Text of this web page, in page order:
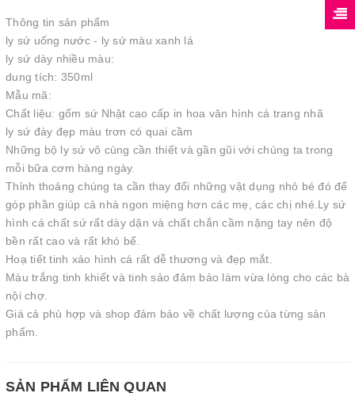
Thông tin sản phẩm
ly sứ uống nước - ly sứ màu xanh lá
ly sứ dày nhiều màu:
dung tích: 350ml
Mẫu mã:
Chất liệu: gốm sứ Nhật cao cấp in hoa văn hình cá trang nhã
ly sứ đày đẹp màu trơn có quai cầm
Những bộ ly sứ vô cùng cần thiết và gần gũi với chúng ta trong
mỗi bữa cơm hàng ngày.
Thỉnh thoảng chúng ta cần thay đổi những vật dụng nhỏ bé đó để
góp phần giúp cả nhà ngon miệng hơn các mẹ, các chị nhé.Ly sứ
hình cá chất sứ rất dày dặn và chất chắn cầm nặng tay nên độ
bền rất cao và rất khó bể.
Hoạ tiết tinh xảo hình cá rất dễ thương và đẹp mắt.
Màu trắng tinh khiết và tinh sảo đảm bảo làm vừa lòng cho các bà
nội chợ.
Giá cả phù hợp và shop đảm bảo về chất lượng của từng sản
phẩm.
SẢN PHẨM LIÊN QUAN